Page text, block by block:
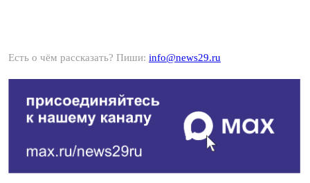
Есть о чём рассказать? Пиши: info@news29.ru